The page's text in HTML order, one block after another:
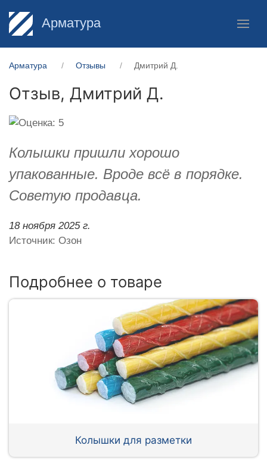
Арматура
Арматура Отзывы Дмитрий Д.
Отзыв, Дмитрий Д.
Колышки пришли хорошо
упакованные. Вроде всё в порядке.
Советую продавца.
18 ноября 2025 г.
Источник: Озон
Подробнее о товаре
Колышки для разметки